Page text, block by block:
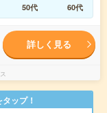
50代 60代
詳しく見る
ップ！